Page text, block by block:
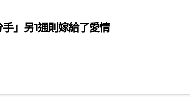
」另1通則嫁給了愛情